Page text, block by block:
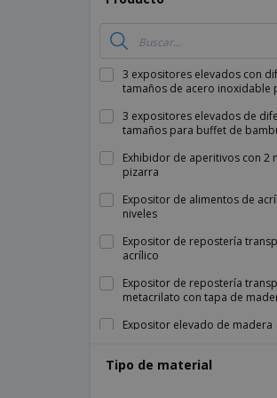
3 expositores elevados con
tamaños de acero inoxidable
3 expositores elevados de
tamaños para buffet de
Exhibidor de aperitivos con 2
pizarra
Expositor de alimentos de
niveles
Expositor de repostería
acrílico
Expositor de repostería
metacrilato con tapa de
Expositor elevado de madera
acrílico
Tipo de material